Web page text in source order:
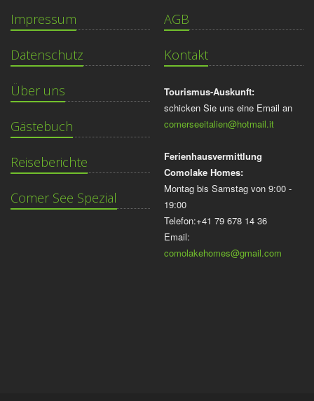
Impressum
Datenschutz
Über uns
Gästebuch
Reiseberichte
Comer See Spezial
AGB
Kontakt
Tourismus-Auskunft:
schicken Sie uns eine Email an
comerseeitalien@hotmail.it
Ferienhausvermittlung
Comolake Homes:
Montag bis Samstag von 9:00 -
19:00
Telefon:+41 79 678 14 36
Email:
comolakehomes@gmail.com